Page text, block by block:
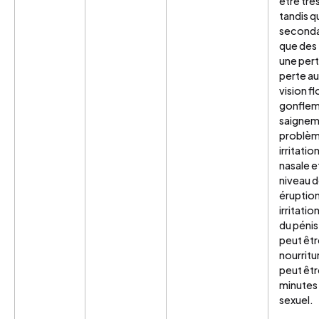
tandis
que
une
perte
vision
nasale
niveau
du
peut
peut
sexuel.